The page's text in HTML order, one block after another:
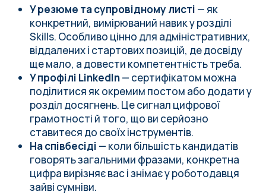
У резюме та супровідному листі — як
конкретний, вимірюваний навик у розділі
Skills. Особливо цінно для адміністративних,
віддалених і стартових позицій, де досвіду
ще мало, а довести компетентність треба.
У профілі LinkedIn— сертифікатом можна
поділитися як окремим постом або додати у
розділ досягнень. Це сигнал цифрової
грамотності й того, що ви серйозно
ставитеся до своїх інструментів.
На співбесіді — коли більшість кандидатів
говорять загальними фразами, конкретна
цифра вирізняє вас і знімає у роботодавця
зайві сумніви.